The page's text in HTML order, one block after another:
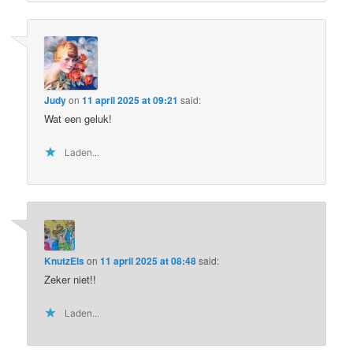
Judyon11 april 2025 at 09:21 said:
Wat een geluk!
Laden...
KnutzElson11 april 2025 at 08:48said:
Zeker niet!!
Laden...